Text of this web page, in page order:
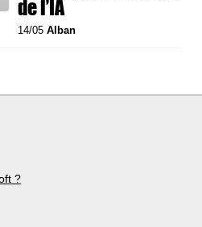
de l’IA
14/05Alban
?